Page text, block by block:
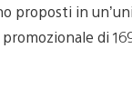
proposti in
di